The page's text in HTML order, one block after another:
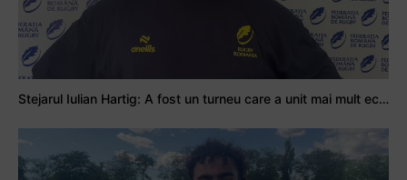
Stejarul Iulian Hartig: A fost un turneu care a unit mai mult echipa